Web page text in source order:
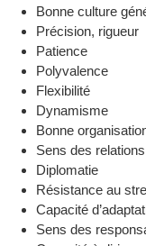
Bonne culture
Précision, rigueur
Patience
Polyvalence
Flexibilité
Dynamisme
Bonne
Sens des
Diplomatie
Résistance au
Capacité
Sens des